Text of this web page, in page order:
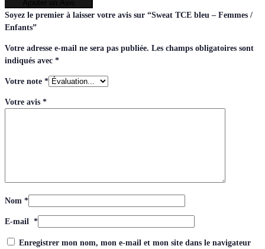
Soyez le premier à laisser votre avis sur “Sweat TCE bleu – Femmes /
Enfants”
Votre adresse e-mail ne sera pas publiée. Les champs obligatoires sont
indiqués avec *
Votre note *
Votre avis *
Nom *
E-mail *
Enregistrer mon nom, mon e-mail et mon site dans le navigateur